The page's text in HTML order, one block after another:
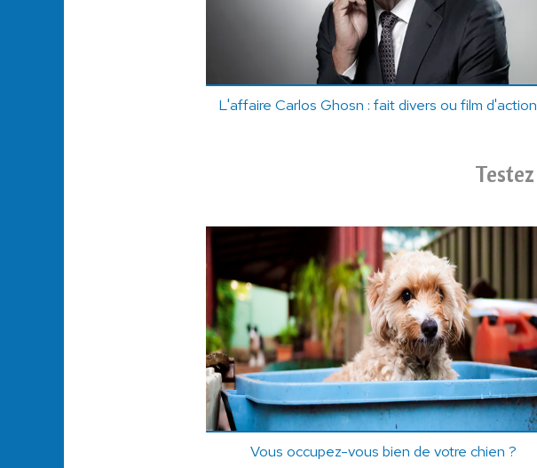
L'affaire Carlos Ghosn : fait divers ou film
Vous occupez-vous bien de votre chien ?